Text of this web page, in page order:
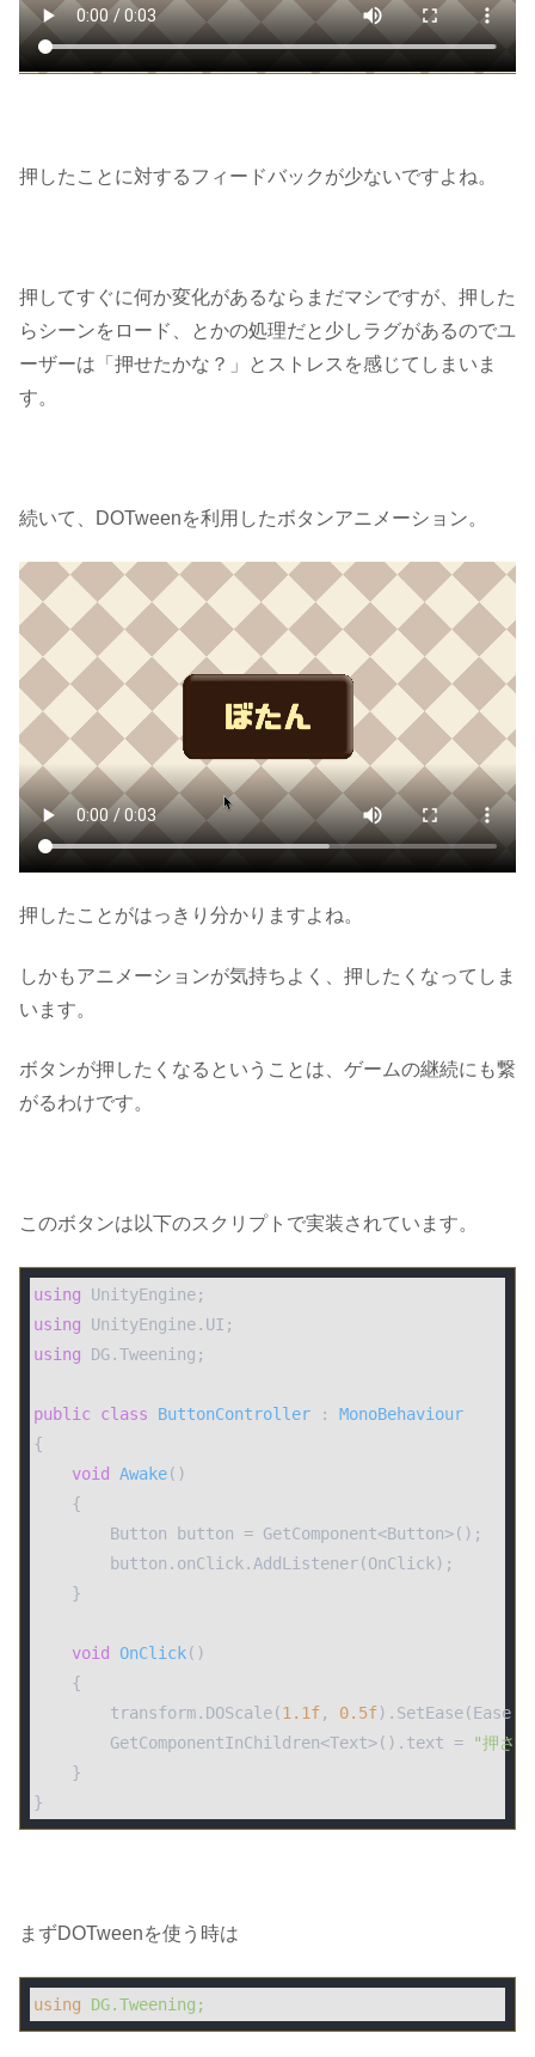
押したことに対するフィードバックが少ないですよね。
押してすぐに何か変化があるならまだマシですが、押した
らシーンをロード、とかの処理だと少しラグがあるのでユ
ーザーは「押せたかな？」とストレスを感じてしまいま
す。
続いて、DOTweenを利用したボタンアニメーション。
押したことがはっきり分かりますよね。
しかもアニメーションが気持ちよく、押したくなってしま
います。
ボタンが押したくなるということは、ゲームの継続にも繋
がるわけです。
このボタンは以下のスクリプトで実装されています。
using
using
using DG.Tweening;
public class ButtonController : MonoBehaviour
{
void Awake( )
    {
        Button button = GetComponent<Button>();
        button.onClick.AddListener(OnClick);
    }
void OnClick( )
    {
        transform.DOScale(
1.1f, 0.5f
        GetComponentInChildren<Text>().text =
"押さ
    }
}
まずDOTweenを使う時は
using DG.Tweening;